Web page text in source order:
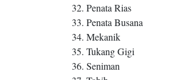
32. Penata Rias
33. Penata Busana
34. Mekanik
35. Tukang Gigi
36. Seniman